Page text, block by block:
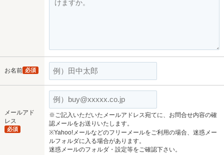
お名前 必須
メールアド
レス
必須
※ご記入いただいたメールアドレス宛てに、お問合せ内容の確
認メールをお送りいたします。
※Yahoo!メールなどのフリーメールをご利用の場合、迷惑メー
ルフォルダに入る場合があります。
迷惑メールのフォルダ・設定等をご確認下さい。